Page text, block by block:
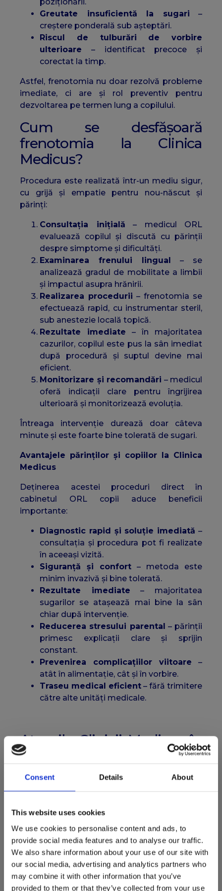
Consent Details About
This website uses cookies
We use cookies to personalise content and ads, to
provide social media features and to analyse our traffic.
We also share information about your use of our site with
our social media, advertising and analytics partners who
may combine it with other information that you’ve
provided to them or that they’ve collected from your use
Greutate insuficientă la sugari –
creștere ponderală sub așteptări.
Riscul de tulburări de vorbire
ulterioare – identificat precoce și
corectat la timp.
Astfel, frenotomia nu doar rezolvă probleme
imediate, ci are și rol preventiv pentru
dezvoltarea pe termen lung a copilului.
Cum se desfășoară
frenotomia la Clinica
Medicus?
Procedura este realizată într-un mediu sigur,
cu grijă și empatie pentru nou-născut și
părinți:
Consultația inițială – medicul ORL
evaluează copilul și discută cu părinții
despre simptome și dificultăți.
Examinarea frenului lingual
– se
analizează gradul de mobilitate a limbii
și impactul asupra hrănirii.
Realizarea procedurii – frenotomia se
efectuează rapid, cu instrumentar steril,
sub anestezie locală topică.
Rezultate imediate – în majoritatea
cazurilor, copilul este pus la sân imediat
după procedură și suptul devine mai
eficient.
Monitorizare și recomandări – medicul
oferă indicații clare pentru îngrijirea
ulterioară și monitorizează evoluția.
Întreaga intervenție durează doar câteva
minute și este foarte bine tolerată de sugari.
Avantajele părinților și copiilor la Clinica
Medicus
Deținerea acestei proceduri direct în
cabinetul ORL copii aduce beneficii
importante:
Diagnostic rapid și soluție imediată –
consultația și procedura pot fi realizate
în aceeași vizită.
Siguranță și confort – metoda este
minim invazivă și bine tolerată.
Rezultate imediate – majoritatea
sugarilor se atașează mai bine la sân
chiar după intervenție.
Reducerea stresului parental – părinții
primesc explicații clare și sprijin
constant.
Prevenirea complicațiilor viitoare –
atât în alimentație, cât și în vorbire.
Traseu medical eficient – fără trimitere
către alte unități medicale.
Atuurile Clinicii Medicus în
realizarea frenotomiei
Clinica Medicus excelează prin:
formată dinDr. Ban Adina și Dr. Dan
tratarea nou-născuților și sugarilor.
Aparatură modernă – care permite
examinarea precisă și realizarea în
siguranță a procedurii.
Acces imediat la tratament